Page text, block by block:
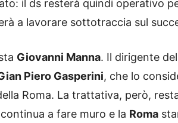
il ds resterà quindi operativo
a lavorare sottotraccia sul
Giovanni Manna. Il dirigente del
Piero Gasperini, che lo
Roma. La trattativa, però,
continua a fare muro e la Roma